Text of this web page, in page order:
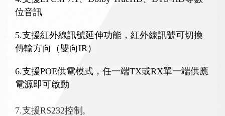
位音訊
5.支援紅外線訊號延伸功能，紅外線訊號可切換
傳輸方向（雙向IR）
6.支援POE供電模式，任一端TX或RX單一端供應
電源即可啟動
7.支援RS232控制 ,